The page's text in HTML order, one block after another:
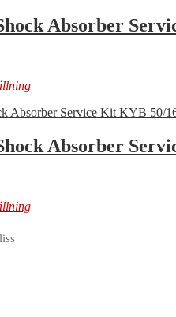
Absorber
Absorber